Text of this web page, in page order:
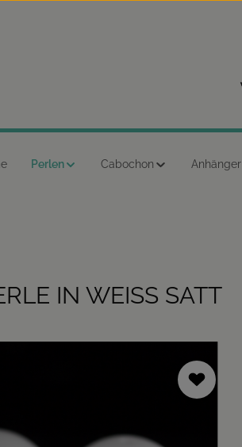
Perlen Cabochon Anhänger
IN WEISS SATT